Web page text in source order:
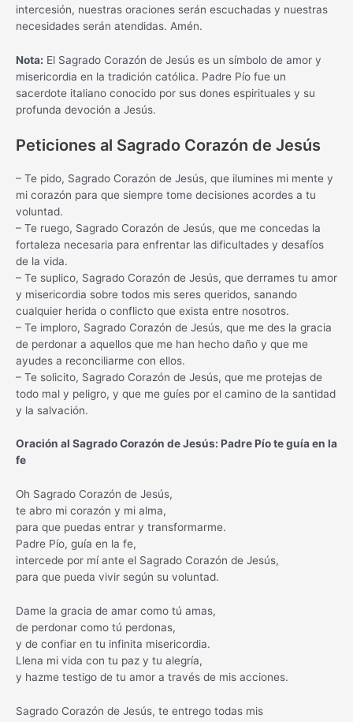
intercesión, nuestras oraciones serán escuchadas y nuestras
necesidades serán atendidas. Amén.
Nota: El Sagrado Corazón de Jesús es un símbolo de amor y
misericordia en la tradición católica. Padre Pío fue un
sacerdote italiano conocido por sus dones espirituales y su
profunda devoción a Jesús.
Peticiones al Sagrado Corazón de Jesús
– Te pido, Sagrado Corazón de Jesús, que ilumines mi mente y
mi corazón para que siempre tome decisiones acordes a tu
voluntad.
– Te ruego, Sagrado Corazón de Jesús, que me concedas la
fortaleza necesaria para enfrentar las dificultades y desafíos
de la vida.
– Te suplico, Sagrado Corazón de Jesús, que derrames tu amor
y misericordia sobre todos mis seres queridos, sanando
cualquier herida o conflicto que exista entre nosotros.
– Te imploro, Sagrado Corazón de Jesús, que me des la gracia
de perdonar a aquellos que me han hecho daño y que me
ayudes a reconciliarme con ellos.
– Te solicito, Sagrado Corazón de Jesús, que me protejas de
todo mal y peligro, y que me guíes por el camino de la santidad
y la salvación.
Oración al Sagrado Corazón de Jesús: Padre Pío te guía en la
fe
Oh Sagrado Corazón de Jesús,
te abro mi corazón y mi alma,
para que puedas entrar y transformarme.
Padre Pío, guía en la fe,
intercede por mí ante el Sagrado Corazón de Jesús,
para que pueda vivir según su voluntad.
Dame la gracia de amar como tú amas,
de perdonar como tú perdonas,
y de confiar en tu infinita misericordia.
Llena mi vida con tu paz y tu alegría,
y hazme testigo de tu amor a través de mis acciones.
Sagrado Corazón de Jesús, te entrego todas mis